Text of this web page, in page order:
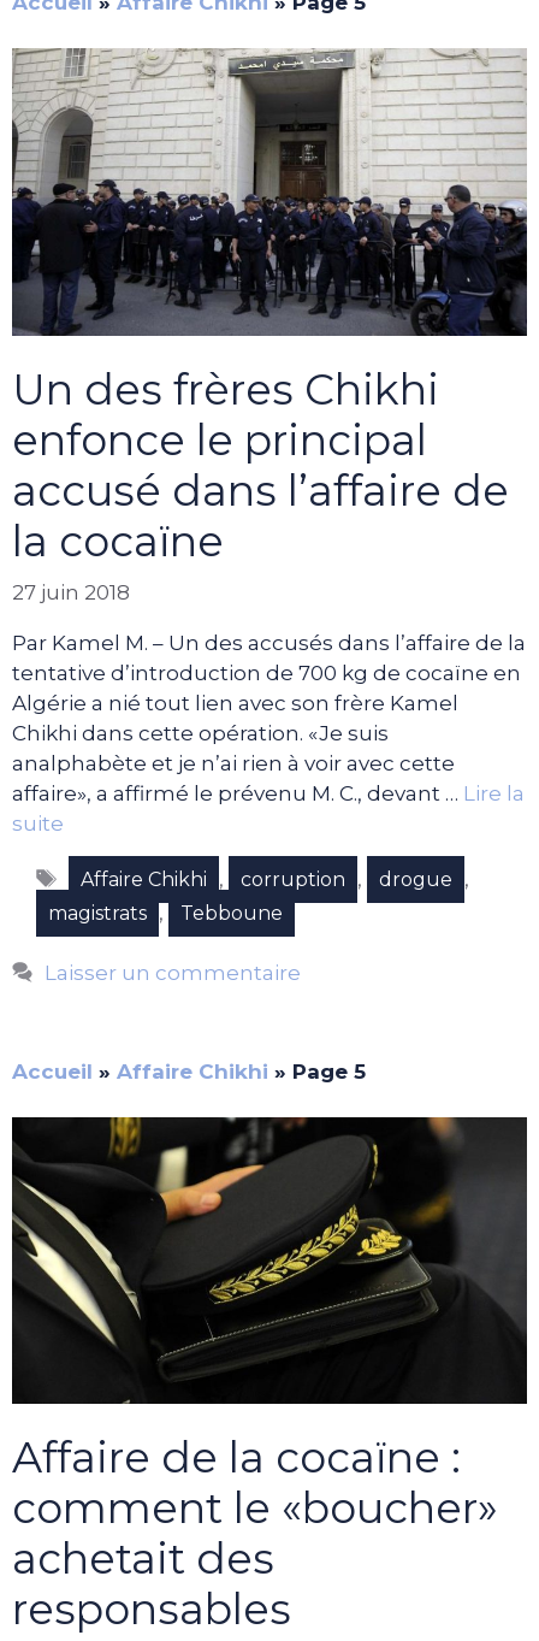
Un des frères Chikhi
enfonce le principal
accusé dans l’affaire de
la cocaïne
27 juin 2018
Par Kamel M. – Un des accusés dans l’affaire de la
tentative d’introduction de 700 kg de cocaïne en
Algérie a nié tout lien avec son frère Kamel
Chikhi dans cette opération. «Je suis
analphabète et je n’ai rien à voir avec cette
affaire», a affirmé le prévenu M. C., devant … Lire la
suite
Étiquettes
Affaire Chikhi , corruption , drogue ,
magistrats , Tebboune
Laisser un commentaire
Accueil » Affaire Chikhi » Page 5
Affaire de la cocaïne :
comment le «boucher»
achetait des
responsables